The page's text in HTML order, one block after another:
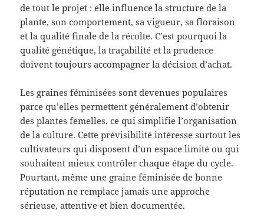
de tout le projet : elle influence la structure de la
plante, son comportement, sa vigueur, sa floraison
et la qualité finale de la récolte. C’est pourquoi la
qualité génétique, la traçabilité et la prudence
doivent toujours accompagner la décision d’achat.
Les graines féminisées sont devenues populaires
parce qu’elles permettent généralement d’obtenir
des plantes femelles, ce qui simplifie l’organisation
de la culture. Cette prévisibilité intéresse surtout les
cultivateurs qui disposent d’un espace limité ou qui
souhaitent mieux contrôler chaque étape du cycle.
Pourtant, même une graine féminisée de bonne
réputation ne remplace jamais une approche
sérieuse, attentive et bien documentée.